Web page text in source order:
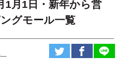
1月1日・新年から営
グモール一覧